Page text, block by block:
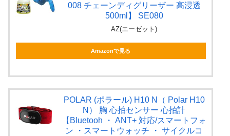
008 チェーンディグリーザー 高浸透
500ml】 SE080
AZ(エーゼット)
Amazonで見る
POLAR (ポラール) H10 N（ Polar H10
N） 胸 心拍センサー 心拍計
【Bluetooh ・ ANT+ 対応/スマートフォ
ン ・スマートウォッチ ・ サイクルコ